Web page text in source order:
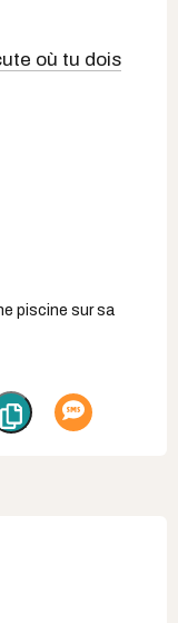
où tu dois
piscine sur sa